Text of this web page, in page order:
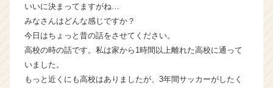
ー・
成
長
業
ら
いいに決まってますがね…
みなさんはどんな感じですか？
今日はちょっと昔の話をさせてください。
高校の時の話です。私は家から1時間以上離れた高校に通って
いました。
もっと近くにも高校はありましたが、3年間サッカーがしたく